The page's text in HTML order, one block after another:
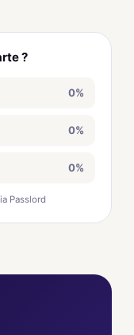
?
0%
0%
0%
Passlord